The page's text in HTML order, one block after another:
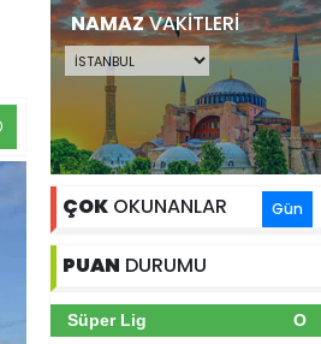
NAMAZVAKİTLERİ
ÇOK OKUNANLAR Gün
PUAN DURUMU
Süper Lig O